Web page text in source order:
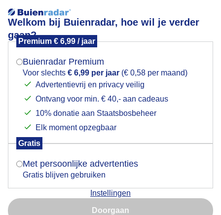
Welkom bij Buienradar, hoe wil je verder
gaan?
Premium € 6,99 / jaar
Buienradar Premium
Voor slechts € 6,99 per jaar (€ 0,58 per maand)
Advertentievrij en privacy veilig
Ontvang voor min. € 40,- aan cadeaus
10% donatie aan Staatsbosbeheer
Elk moment opzegbaar
Gratis
Met persoonlijke advertenties
Gratis blijven gebruiken
Instellingen
Doorgaan
Zonsopkomst
Mogen we je locatie gebruiken voor het
Indien je hier nog geen akkoord op hebt gegeven,
verschijnt er zo een pop-up uit je browser waarin
Is goed, toon de popup
Nu niet, misschien later